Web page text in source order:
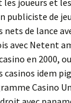
joueurs et
publiciste de
de lance
avec Netent
en 2000,
idem
Casino